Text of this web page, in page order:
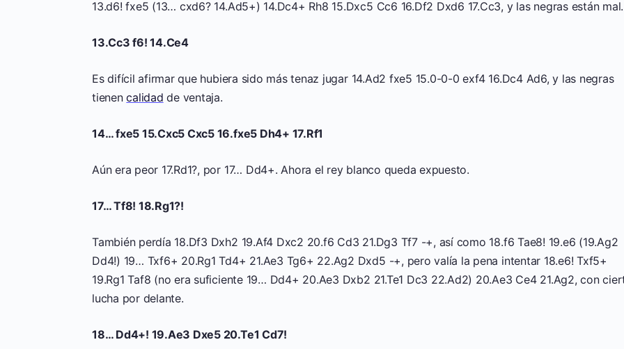
13.d6! fxe5 (13… cxd6? 14.Ad5+) 14.Dc4+ Rh8 15.Dxc5 Cc6 16.Df2 Dxd6 17.Cc3, y las negras están mal.
13.Cc3 f6! 14.Ce4
Es difícil afirmar que hubiera sido más tenaz jugar 14.Ad2 fxe5 15.0-0-0 exf4 16.Dc4 Ad6, y las negras
tienencalidad de ventaja.
14… fxe5 15.Cxc5 Cxc5 16.fxe5 Dh4+ 17.Rf1
Aún era peor 17.Rd1?, por 17… Dd4+. Ahora el rey blanco queda expuesto.
17… Tf8! 18.Rg1?!
También perdía 18.Df3 Dxh2 19.Af4 Dxc2 20.f6 Cd3 21.Dg3 Tf7 -+, así como 18.f6 Tae8! 19.e6 (19.Ag2
Dd4!) 19… Txf6+ 20.Rg1 Td4+ 21.Ae3 Tg6+ 22.Ag2 Dxd5 -+, pero valía la pena intentar 18.e6! Txf5+
19.Rg1 Taf8 (no era suficiente 19… Dd4+ 20.Ae3 Dxb2 21.Te1 Dc3 22.Ad2) 20.Ae3 Ce4 21.Ag2, con
lucha por delante.
18… Dd4+! 19.Ae3 Dxe5 20.Te1 Cd7!